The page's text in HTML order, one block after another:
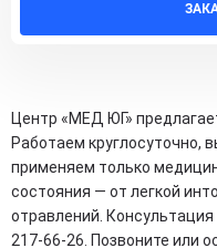
Центр «МЕД ЮГ»
Работаем круглосуточно,
применяем только
состояния — от легкой
отравлений.
217-66-26. Позвоните или